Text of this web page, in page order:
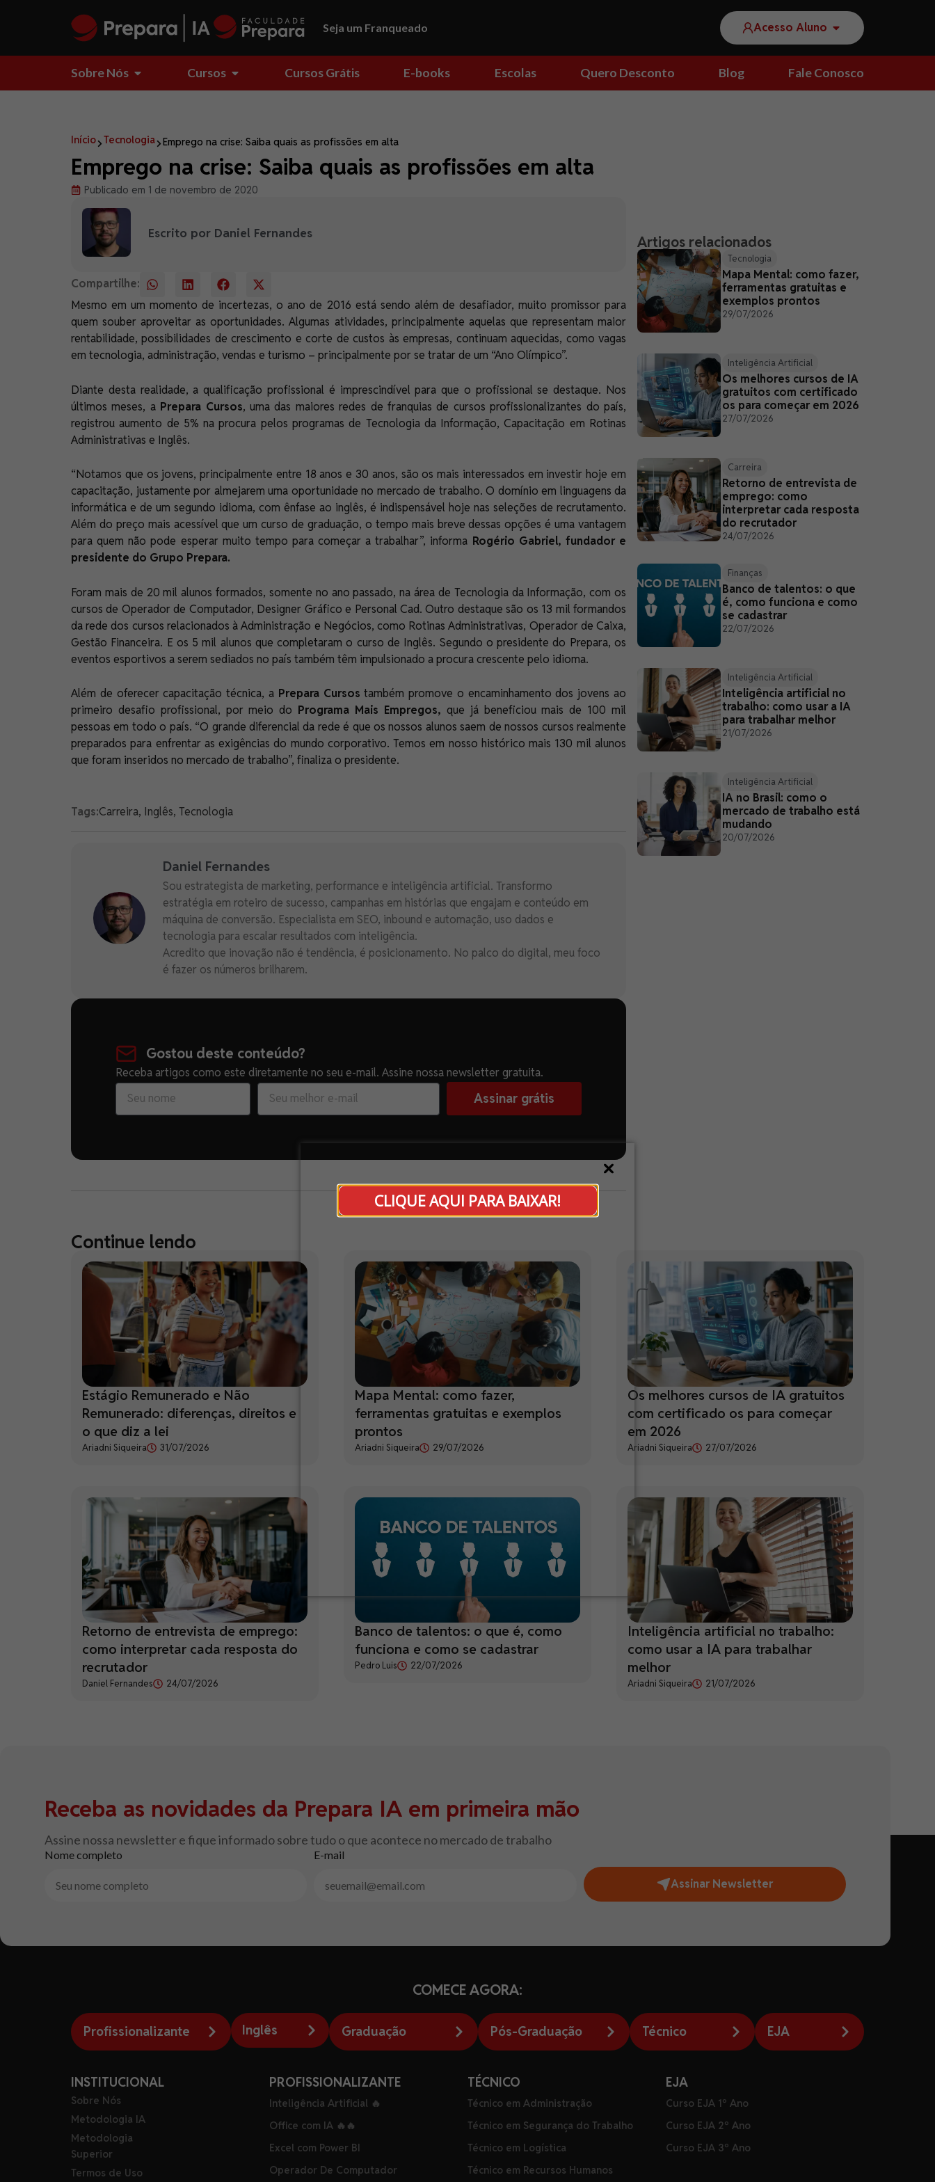
CLIQUE AQUI PARA BAIXAR!
Seja um Franqueado Acesso Aluno
Sobre Nós Cursos Cursos Grátis E-books Escolas Quero Desconto Blog Fale Conosco
Início Tecnologia Emprego na crise: Saiba quais as profissões em alta
Emprego na crise: Saiba quais as profissões em alta
Publicado em 1 de novembro de 2020
Escrito por Daniel Fernandes
Compartilhe:
Mesmo em um momento de incertezas, o ano de 2016 está sendo além de desafiador, muito promissor para
quem souber aproveitar as oportunidades. Algumas atividades, principalmente aquelas que representam maior
rentabilidade, possibilidades de crescimento e corte de custos às empresas, continuam aquecidas, como vagas
em tecnologia, administração, vendas e turismo – principalmente por se tratar de um “Ano Olímpico”.
Diante desta realidade, a qualificação profissional é imprescindível para que o profissional se destaque. Nos
últimos meses, a Prepara Cursos, uma das maiores redes de franquias de cursos profissionalizantes do país,
registrou aumento de 5% na procura pelos programas de Tecnologia da Informação, Capacitação em Rotinas
Administrativas e Inglês.
“Notamos que os jovens, principalmente entre 18 anos e 30 anos, são os mais interessados em investir hoje em
capacitação, justamente por almejarem uma oportunidade no mercado de trabalho. O domínio em linguagens da
informática e de um segundo idioma, com ênfase ao inglês, é indispensável hoje nas seleções de recrutamento.
Além do preço mais acessível que um curso de graduação, o tempo mais breve dessas opções é uma vantagem
para quem não pode esperar muito tempo para começar a trabalhar”, informa Rogério Gabriel, fundador e
presidente do Grupo Prepara.
Foram mais de 20 mil alunos formados, somente no ano passado, na área de Tecnologia da Informação, com os
cursos de Operador de Computador, Designer Gráfico e Personal Cad. Outro destaque são os 13 mil formandos
da rede dos cursos relacionados à Administração e Negócios, como Rotinas Administrativas, Operador de Caixa,
Gestão Financeira. E os 5 mil alunos que completaram o curso de Inglês. Segundo o presidente do Prepara, os
eventos esportivos a serem sediados no país também têm impulsionado a procura crescente pelo idioma.
Além de oferecer capacitação técnica, a Prepara Cursos também promove o encaminhamento dos jovens ao
primeiro desafio profissional, por meio do Programa Mais Empregos, que já beneficiou mais de 100 mil
pessoas em todo o país. “O grande diferencial da rede é que os nossos alunos saem de nossos cursos realmente
preparados para enfrentar as exigências do mundo corporativo. Temos em nosso histórico mais 130 mil alunos
que foram inseridos no mercado de trabalho”, finaliza o presidente.
Tags:Carreira, Inglês, Tecnologia
Daniel Fernandes
Sou estrategista de marketing, performance e inteligência artificial. Transformo
estratégia em roteiro de sucesso, campanhas em histórias que engajam e conteúdo em
máquina de conversão. Especialista em SEO, inbound e automação, uso dados e
tecnologia para escalar resultados com inteligência.
Acredito que inovação não é tendência, é posicionamento. No palco do digital, meu foco
é fazer os números brilharem.
Gostou deste conteúdo?
Receba artigos como este diretamente no seu e-mail. Assine nossa newsletter gratuita.
Assinar grátis
Artigos relacionados
Tecnologia
Mapa Mental: como fazer,
ferramentas gratuitas e
exemplos prontos
29/07/2026
Inteligência Artificial
Os melhores cursos de IA
gratuitos com certificado
os para começar em 2026
27/07/2026
Carreira
Retorno de entrevista de
emprego: como
interpretar cada resposta
do recrutador
24/07/2026
Finanças
Banco de talentos: o que
é, como funciona e como
se cadastrar
22/07/2026
Inteligência Artificial
Inteligência artificial no
trabalho: como usar a IA
para trabalhar melhor
21/07/2026
Inteligência Artificial
IA no Brasil: como o
mercado de trabalho está
mudando
20/07/2026
Continue lendo
Estágio Remunerado e Não
Remunerado: diferenças, direitos e
o que diz a lei
Ariadni Siqueira 31/07/2026
Mapa Mental: como fazer,
ferramentas gratuitas e exemplos
prontos
Ariadni Siqueira 29/07/2026
Os melhores cursos de IA gratuitos
com certificado os para começar
em 2026
Ariadni Siqueira 27/07/2026
Retorno de entrevista de emprego:
como interpretar cada resposta do
recrutador
Daniel Fernandes 24/07/2026
Banco de talentos: o que é, como
funciona e como se cadastrar
Pedro Luis 22/07/2026
Inteligência artificial no trabalho:
como usar a IA para trabalhar
melhor
Ariadni Siqueira 21/07/2026
Receba as novidades da Prepara IA em primeira mão
Assine nossa newsletter e fique informado sobre tudo o que acontece no mercado de trabalho
Nome completo E-mail
Assinar Newsletter
COMECE AGORA:
Profissionalizante Inglês Graduação Pós-Graduação Técnico EJA
INSTITUCIONAL
Sobre Nós
Metodologia IA
Metodologia
Superior
Termos de Uso
PROFISSIONALIZANTE
Inteligência Artificial 🔥
Office com IA 🔥🔥
Excel com Power BI
Operador De Computador
TÉCNICO
Técnico em Administração
Técnico em Segurança do Trabalho
Técnico em Logística
Técnico em Recursos Humanos
EJA
Curso EJA 1º Ano
Curso EJA 2º Ano
Curso EJA 3º Ano